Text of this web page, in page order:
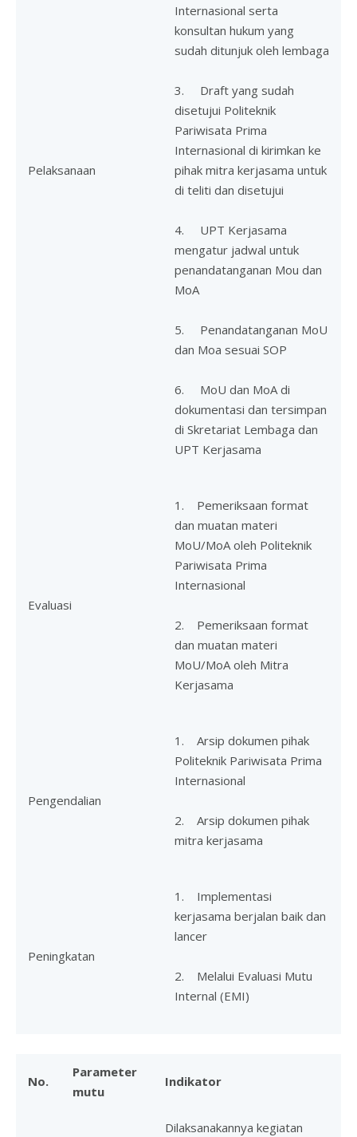
Pelaksanaan
Internasional serta
konsultan hukum yang
sudah ditunjuk oleh lembaga
3. Draft yang sudah
disetujui Politeknik
Pariwisata Prima
Internasional di kirimkan ke
pihak mitra kerjasama untuk
di teliti dan disetujui
4. UPT Kerjasama
mengatur jadwal untuk
penandatanganan Mou dan
MoA
5. Penandatanganan MoU
dan Moa sesuai SOP
6. MoU dan MoA di
dokumentasi dan tersimpan
di Skretariat Lembaga dan
UPT Kerjasama
Evaluasi
1. Pemeriksaan format
dan muatan materi
MoU/MoA oleh Politeknik
Pariwisata Prima
Internasional
2. Pemeriksaan format
dan muatan materi
MoU/MoA oleh Mitra
Kerjasama
Pengendalian
1. Arsip dokumen pihak
Politeknik Pariwisata Prima
Internasional
2. Arsip dokumen pihak
mitra kerjasama
Peningkatan
1. Implementasi
kerjasama berjalan baik dan
lancer
2. Melalui Evaluasi Mutu
Internal (EMI)
No.
Parameter
mutu
Indikator
Dilaksanakannya kegiatan